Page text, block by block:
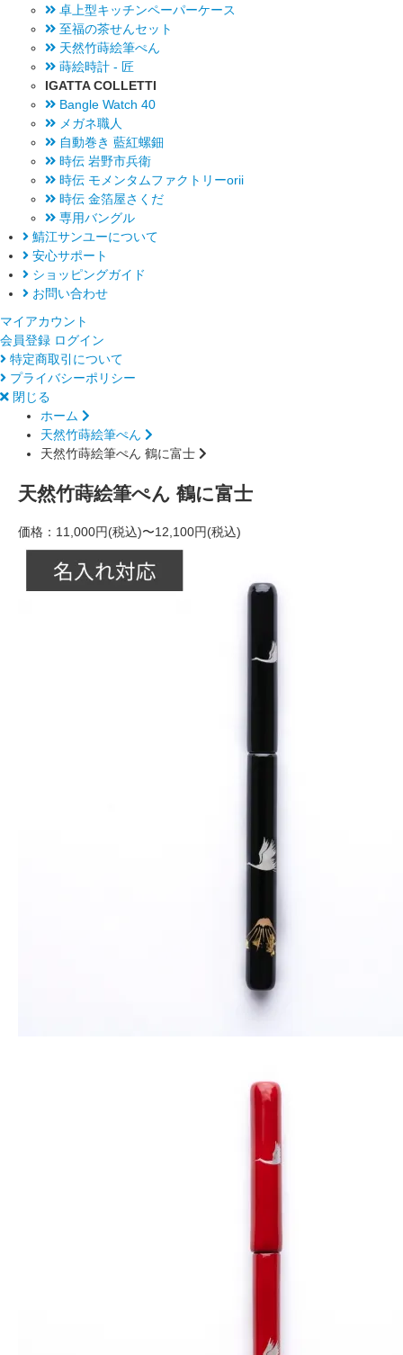
卓上型キッチンペーパーケース
至福の茶せんセット
天然竹蒔絵筆ぺん
蒔絵時計 - 匠
IGATTA COLLETTI
Bangle Watch 40
メガネ職人
自動巻き 藍紅螺鈿
時伝 岩野市兵衛
時伝 モメンタムファクトリーorii
時伝 金箔屋さくだ
専用バングル
鯖江サンユーについて
安心サポート
ショッピングガイド
お問い合わせ
マイアカウント
会員登録 ログイン
特定商取引について
プライバシーポリシー
閉じる
ホーム
天然竹蒔絵筆ぺん
天然竹蒔絵筆ぺん 鶴に富士
天然竹蒔絵筆ぺん 鶴に富士
価格： 11,000円(税込)〜12,100円(税込)